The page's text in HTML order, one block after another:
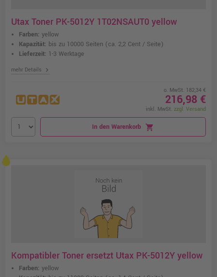
Utax Toner PK-5012Y 1T02NSAUT0 yellow
Farben: yellow
Kapazität: bis zu 10000 Seiten (ca. 2,2 Cent / Seite)
Lieferzeit: 1-3 Werktage
mehr Details chevron_right
o. MwSt. 182,34 €
216,98 €
inkl. MwSt. zzgl. Versand
In den Warenkorb shopping_cart
Kompatibler Toner ersetzt Utax PK-5012Y yellow
Farben: yellow